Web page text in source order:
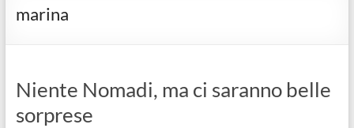
marina
Niente Nomadi, ma ci saranno belle
sorprese